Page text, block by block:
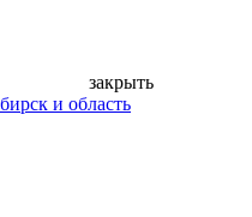
закрыть
и область